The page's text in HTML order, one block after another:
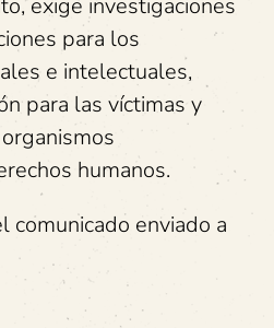
exige investigaciones
para los
e intelectuales,
para las víctimas y
humanos.
comunicado enviado a